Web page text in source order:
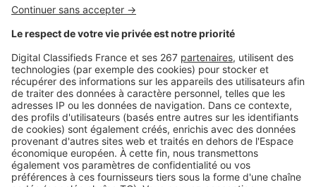
Image
Réglementations
Arrosage, piscine, lavage de
voiture : quelles restrictions d'eau
près de chez vous ?
Image
Réglementations
Vous plantez une haie ? Ces
essences peuvent vous éviter
bien des problèmes avec le
voisinage